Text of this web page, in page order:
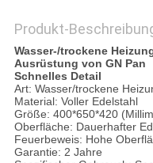
Produkt-
Wasser-/trockene
Ausrüstung von GN Pan
Schnelles Detail
Art: Wasser/trockene
Material: Voller Edelstahl
Größe: 400*650*420
Oberfläche: Dauerhafter
Feuerbeweis: Hohe
Garantie: 2 Jahre